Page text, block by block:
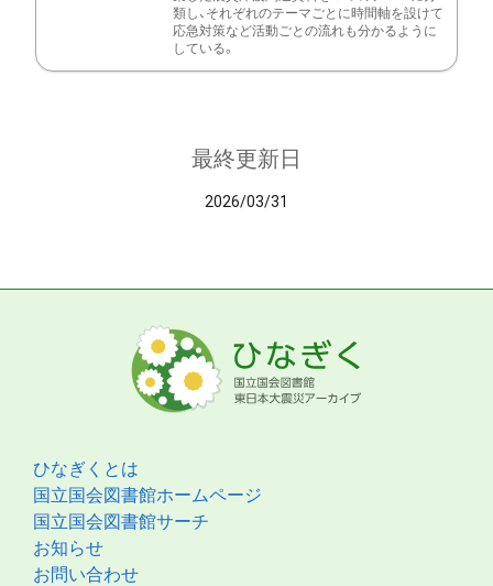
類し、それぞれのテーマごとに時間軸を設けて
応急対策など活動ごとの流れも分かるように
している。
最終更新日
2026/03/31
ひなぎくとは
国立国会図書館ホームページ
国立国会図書館サーチ
お知らせ
お問い合わせ